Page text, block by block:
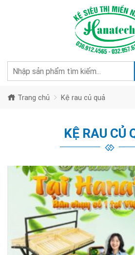
Trang chủ Kệ rau củ quả
KỆ RAU CỦ